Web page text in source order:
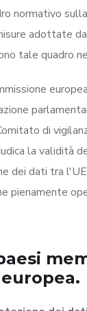
normativo
adottate
tale quadro
di
la validità
dei dati tra
pienamente